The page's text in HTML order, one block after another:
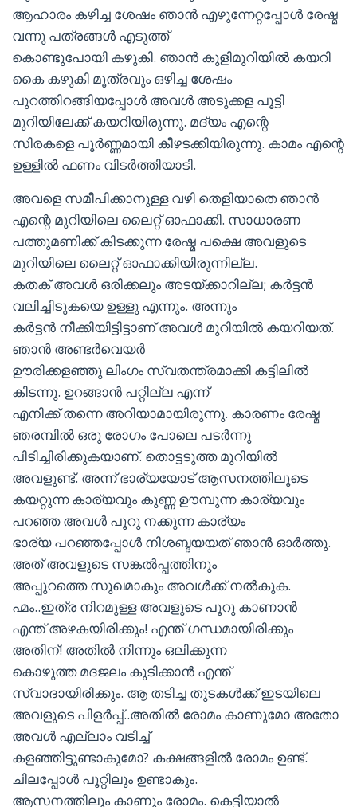
ആഹാരം കഴിച്ച ശേഷം ഞാന്‍ എഴുന്നേറ്റപ്പോള്‍ രേഷ്മ
വന്നു പത്രങ്ങള്‍ എടുത്ത്
കൊണ്ടുപോയി കഴുകി. ഞാന്‍ കുളിമുറിയില്‍ കയറി
കൈ കഴുകി മൂത്രവും ഒഴിച്ച ശേഷം
പുറത്തിറങ്ങിയപ്പോള്‍ അവള്‍ അടുക്കള പൂട്ടി
മുറിയിലേക്ക് കയറിയിരുന്നു. മദ്യം എന്റെ
സിരകളെ പൂര്‍ണ്ണമായി കീഴടക്കിയിരുന്നു. കാമം എന്റെ
ഉള്ളില്‍ ഫണം വിടര്‍ത്തിയാടി.
അവളെ സമീപിക്കാനുള്ള വഴി തെളിയാതെ ഞാന്‍
എന്റെ മുറിയിലെ ലൈറ്റ് ഓഫാക്കി. സാധാരണ
പത്തുമണിക്ക് കിടക്കുന്ന രേഷ്മ പക്ഷെ അവളുടെ
മുറിയിലെ ലൈറ്റ് ഓഫാക്കിയിരുന്നില്ല.
കതക് അവള്‍ ഒരിക്കലും അടയ്ക്കാറില്ല; കര്‍ട്ടന്‍
വലിച്ചിടുകയെ ഉള്ളു എന്നും. അന്നും
കര്‍ട്ടന്‍ നീക്കിയിട്ടിട്ടാണ് അവള്‍ മുറിയില്‍ കയറിയത്.
ഞാന്‍ അണ്ടര്‍വെയര്‍
ഊരിക്കളഞ്ഞു ലിംഗം സ്വതന്ത്രമാക്കി കട്ടിലില്‍
കിടന്നു. ഉറങ്ങാന്‍ പറ്റില്ല എന്ന്
എനിക്ക് തന്നെ അറിയാമായിരുന്നു. കാരണം രേഷ്മ
ഞരമ്പില്‍ ഒരു രോഗം പോലെ പടര്‍ന്നു
പിടിച്ചിരിക്കുകയാണ്. തൊട്ടടുത്ത മുറിയില്‍
അവളുണ്ട്. അന്ന് ഭാര്യയോട് ആസനത്തിലൂടെ
കയറ്റുന്ന കാര്യവും കുണ്ണ ഊമ്പുന്ന കാര്യവും
പറഞ്ഞ അവള്‍ പൂറു നക്കുന്ന കാര്യം
ഭാര്യ പറഞ്ഞപ്പോള്‍ നിശബ്ദയയത് ഞാന്‍ ഓര്‍ത്തു.
അത് അവളുടെ സങ്കല്‍പ്പത്തിനും
അപ്പുറത്തെ സുഖമാകും അവള്‍ക്ക് നല്‍കുക.
ഹ്മം..ഇത്ര നിറമുള്ള അവളുടെ പൂറു കാണാന്‍
എന്ത് അഴകയിരിക്കും! എന്ത് ഗന്ധമായിരിക്കും
അതിന്! അതില്‍ നിന്നും ഒലിക്കുന്ന
കൊഴുത്ത മദജലം കുടിക്കാന്‍ എന്ത്
സ്വാദായിരിക്കും. ആ തടിച്ച തുടകള്‍ക്ക് ഇടയിലെ
അവളുടെ പിളര്‍പ്പ്..അതില്‍ രോമം കാണുമോ അതോ
അവള്‍ എല്ലാം വടിച്ച്‌
കളഞ്ഞിട്ടുണ്ടാകുമോ? കക്ഷങ്ങളില്‍ രോമം ഉണ്ട്.
ചിലപ്പോള്‍ പൂറ്റിലും ഉണ്ടാകും.
ആസനത്തിലും കാണും രോമം. കെട്ടിയാല്‍